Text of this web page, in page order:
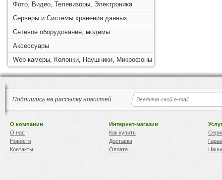
Фото, Видео, Телевизоры, Электроника
Серверы и Системы хранения данных
Сетевое оборудование, модемы
Аксессуары
Web-камеры, Колонки, Наушники, Микрофоны
Подпишись на рассылку новостей
О компании
О нас
Новости
Контакты
Интернет-магазин
Как купить
Доставка
Оплата